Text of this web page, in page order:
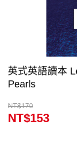
英式英語讀本
Pearls
NT$170
NT$153